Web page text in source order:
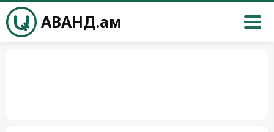
АВАНД.ам